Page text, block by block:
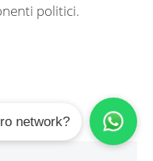
politici.
network?